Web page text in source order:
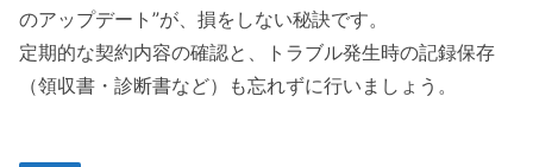
のアップデート”が、損をしない秘訣です。
定期的な契約内容の確認と、トラブル発生時の記録保存
（領収書・診断書など）も忘れずに行いましょう。